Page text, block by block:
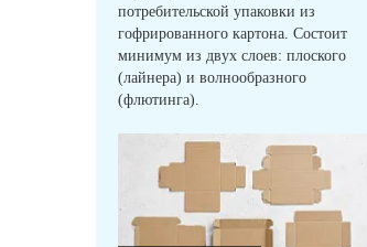
потребительской упаковки из
гофрированного картона. Состоит
минимум из двух слоев: плоского
(лайнера) и волнообразного
(флютинга).